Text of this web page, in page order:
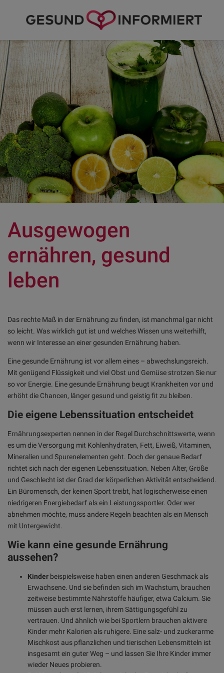
Ausgewogen
ernähren, gesund
leben
Das rechte Maß in der Ernährung zu finden, ist manchmal gar nicht
so leicht. Was wirklich gut ist und welches Wissen uns weiterhilft,
wenn wir Interesse an einer gesunden Ernährung haben.
Eine gesunde Ernährung ist vor allem eines – abwechslungsreich.
Mit genügend Flüssigkeit und viel Obst und Gemüse strotzen Sie nur
so vor Energie. Eine gesunde Ernährung beugt Krankheiten vor und
erhöht die Chancen, länger gesund und geistig fit zu bleiben.
Die eigene Lebenssituation entscheidet
Ernährungsexperten nennen in der Regel Durchschnittswerte, wenn
es um die Versorgung mit Kohlenhydraten, Fett, Eiweiß, Vitaminen,
Mineralien und Spurenelementen geht. Doch der genaue Bedarf
richtet sich nach der eigenen Lebenssituation. Neben Alter, Größe
und Geschlecht ist der Grad der körperlichen Aktivität entscheidend.
Ein Büromensch, der keinen Sport treibt, hat logischerweise einen
niedrigeren Energiebedarf als ein Leistungssportler. Oder wer
abnehmen möchte, muss andere Regeln beachten als ein Mensch
mit Untergewicht.
Wie kann eine gesunde Ernährung
aussehen?
Kinder beispielsweise haben einen anderen Geschmack als
Erwachsene. Und sie befinden sich im Wachstum, brauchen
zeitweise bestimmte Nährstoffe häufiger, etwa Calcium. Sie
müssen auch erst lernen, ihrem Sättigungsgefühl zu
vertrauen. Und ähnlich wie bei Sportlern brauchen aktivere
Kinder mehr Kalorien als ruhigere. Eine salz- und zuckerarme
Mischkost aus pflanzlichen und tierischen Lebensmitteln ist
insgesamt ein guter Weg – und lassen Sie Ihre Kinder immer
wieder Neues probieren.